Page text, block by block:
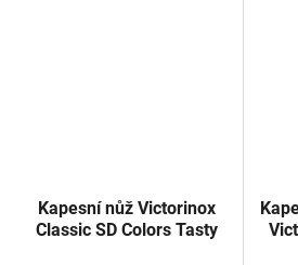
Kapesní nůž Victorinox
Classic SD Colors Tasty